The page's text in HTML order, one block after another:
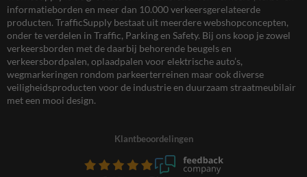
informatieborden en meer dan 10.000 verkeersgerelateerde
producten. TrafficSupply bestaat uit meerdere webshopconcepten,
onder te verdelen in Traffic, Parking en Safety. Bij ons koop je zowel
verkeersborden met de daarbij behorende beugels en
verkeersbordpalen, oplaadpalen voor elektrische auto’s,
wegmarkeringen rondom parkeerterreinen maar ook diverse
veiligheidsproducten voor de industrie en duurzaam straatmeubilair
met een mooi design.
Klantbeoordelingen